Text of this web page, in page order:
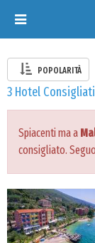
Toggle
navigation
POPOLARITÀ
3 Hotel Consigliati
Spiacenti ma a
consigliato.